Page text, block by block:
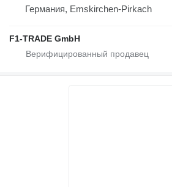
Германия, Emskirchen-Pirkach
F1-TRADE GmbH